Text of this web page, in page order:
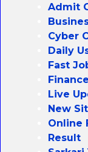
Admit
Cyber
Daily
Fast
Finance
Live
New
Online
Result